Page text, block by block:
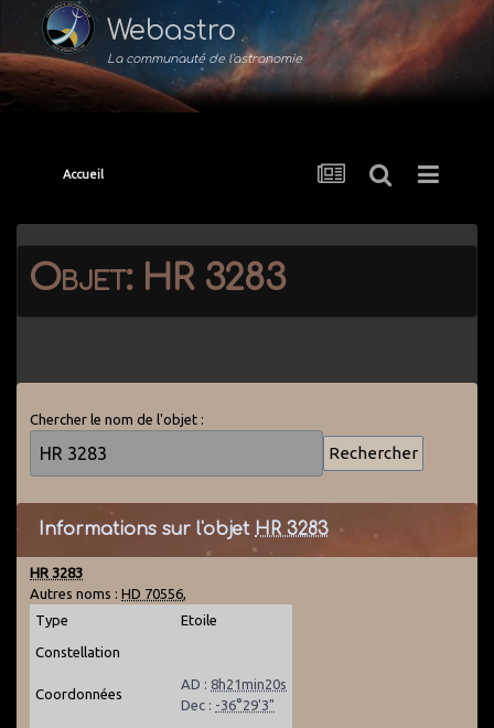
Webastro
La communauté de l'astronomie
Accueil
Objet: HR 3283
Chercher le nom de l'objet :
Informations sur l'objet HR 3283
HR 3283
Autres noms : HD 70556,
Type
Etoile
Constellation
Coordonnées
AD : 8h21min20s
Dec : -36°29'3"